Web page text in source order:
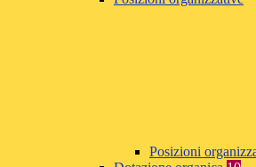
Posizioni